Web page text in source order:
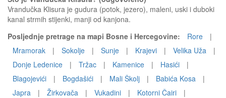
Vrandučka Klisura je gudura (potok, jezero), maleni, uski i duboki
kanal strmih stijenki, manji od kanjona.
Posljednje pretrage na mapi Bosne i Hercegovine:
Rore
|
Mramorak
| Sokolje | Sunje | Krajevi | Velika Uža
|
Donje Ledenice
| Tržac | Kamenice | Hasići
|
Blagojevići
| Bogdašići | Mali Školj | Babića Kosa
|
Japra
| Žirkovača | Vukadini | Kotorni Čairi |